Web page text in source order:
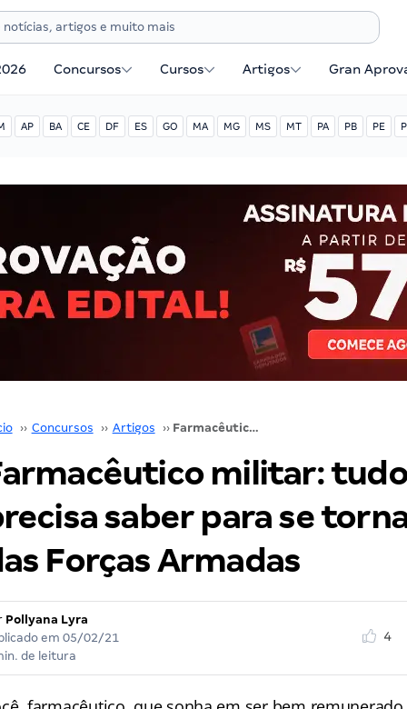
Concursos Cursos Artigos Gran
AP BA CE DF ES GO MA MG MS MT PA PB PE
›› Concursos ›› Artigos ›› Farmacêutico militar: tudo o que você precisa saber para se tornar um oficial das Forças Armadas
militar:
saber para se
Forças Armadas
Pollyana Lyra
em 05/02/21
de leitura
4